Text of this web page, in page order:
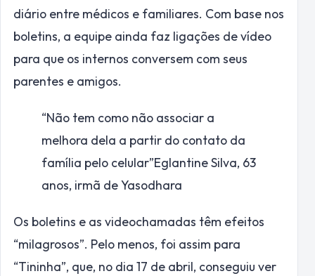
diário entre médicos e familiares. Com base nos
boletins, a equipe ainda faz ligações de vídeo
para que os internos conversem com seus
parentes e amigos.
“Não tem como não associar a
melhora dela a partir do contato da
família pelo celular”Eglantine Silva, 63
anos, irmã de Yasodhara
Os boletins e as videochamadas têm efeitos
“milagrosos”. Pelo menos, foi assim para
“Tininha”, que, no dia 17 de abril, conseguiu ver